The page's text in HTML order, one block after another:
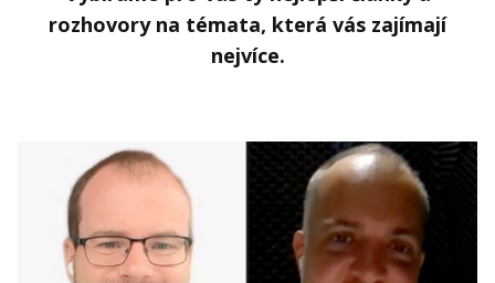
O mně
Kontakt
Obchodní podmínky
Hledaná fráze Hledat
rozhovory na témata, která vás zajímají
nejvíce.